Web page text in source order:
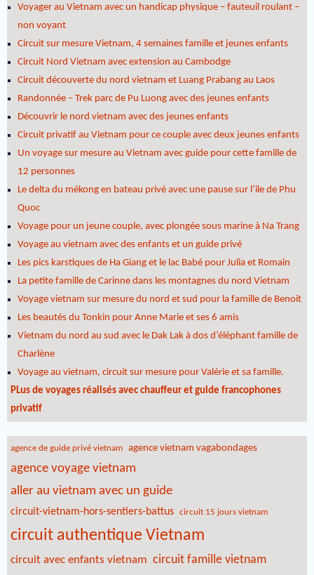
Voyager au Vietnam avec un handicap physique – fauteuil roulant –
non voyant
Circuit sur mesure Vietnam, 4 semaines famille et jeunes enfants
Circuit Nord Vietnam avec extension au Cambodge
Circuit découverte du nord vietnam et Luang Prabang au Laos
Randonnée – Trek parc de Pu Luong avec des jeunes enfants
Découvrir le nord vietnam avec des jeunes enfants
Circuit privatif au Vietnam pour ce couple avec deux jeunes enfants
Un voyage sur mesure au Vietnam avec guide pour cette famille de
12 personnes
Le delta du mékong en bateau privé avec une pause sur l’ile de Phu
Quoc
Voyage pour un jeune couple, avec plongée sous marine à Na Trang
Voyage au vietnam avec des enfants et un guide privé
Les pics karstiques de Ha Giang et le lac Babé pour Julia et Romain
La petite famille de Carinne dans les montagnes du nord Vietnam
Voyage vietnam sur mesure du nord et sud pour la famille de Benoit
Les beautés du Tonkin pour Anne Marie et ses 6 amis
Vietnam du nord au sud avec le Dak Lak à dos d’éléphant famille de
Charlène
Voyage au vietnam, circuit sur mesure pour Valérie et sa famille.
PLus de voyages réalisés avec chauffeur et guide francophones
privatif
agence de guide privé vietnam agence vietnam vagabondages
agence voyage vietnam
aller au vietnam avec un guide
circuit-vietnam-hors-sentiers-battus circuit 15 jours vietnam
circuit authentique Vietnam
circuit avec enfants vietnam circuit famille vietnam